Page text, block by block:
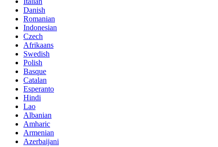
Danish
Romanian
Indonesian
Czech
Afrikaans
Swedish
Polish
Basque
Catalan
Esperanto
Hindi
Lao
Albanian
Amharic
Armenian
Azerbaijani